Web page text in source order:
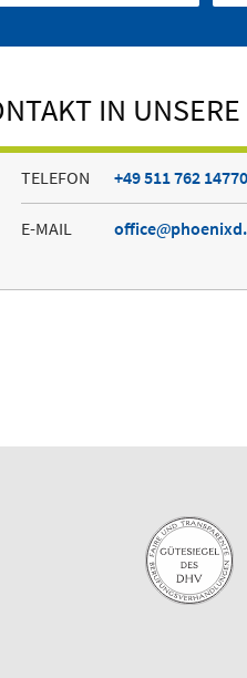
IN
TELEFON +49 511 762 14770
E-MAIL office